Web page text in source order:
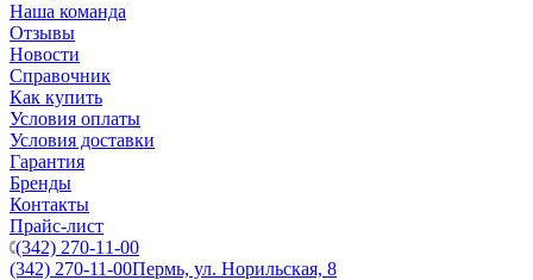
Наша команда
Отзывы
Новости
Справочник
Как купить
Условия оплаты
Условия доставки
Гарантия
Бренды
Контакты
Прайс-лист
(342) 270-11-00
(342) 270-11-00Пермь, ул. Норильская, 8